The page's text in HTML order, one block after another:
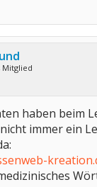
Mitglied
haben beim
immer ein